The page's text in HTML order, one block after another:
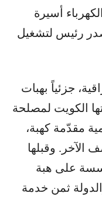
أسيرة
رئيس لتشغيل
جزئياً بهبات
الكويت لمصلحة
مقدّمة كهبة،
الآخر. وقبلها
على هبة
ثمن خدمة